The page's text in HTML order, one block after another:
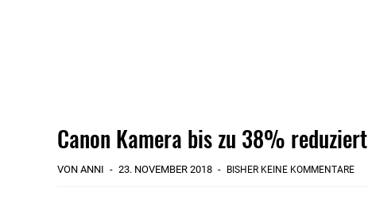
Canon Kamera bis zu 38% reduziert
VON ANNI 23. NOVEMBER 2018 BISHER KEINE KOMMENTARE